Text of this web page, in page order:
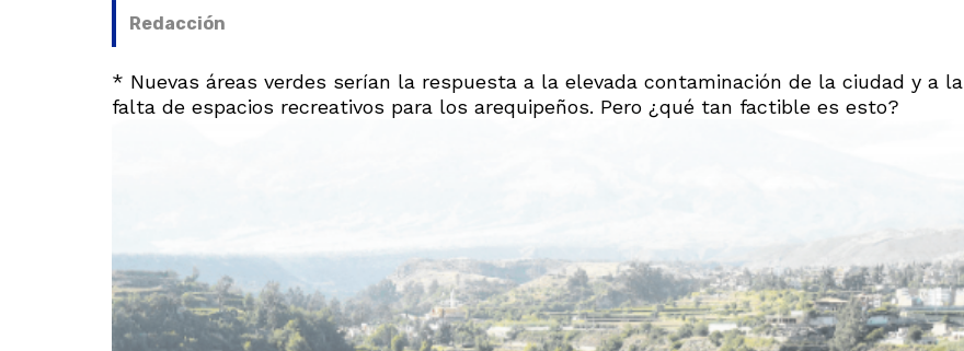
Redacción
* Nuevas áreas verdes serían la respuesta a la elevada contaminación de la ciudad y a la
falta de espacios recreativos para los arequipeños. Pero ¿qué tan factible es esto?